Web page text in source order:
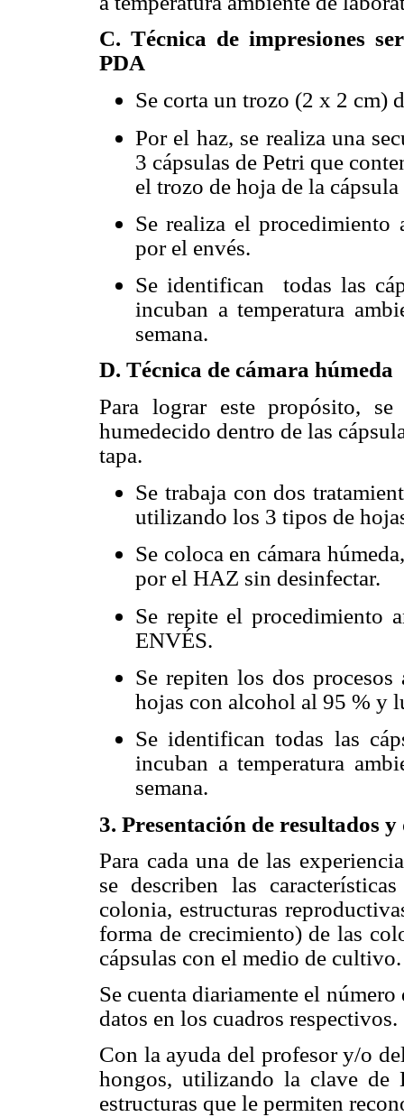
C. Técnica de impresiones
PDA
Se corta un trozo (2 x 2 cm)
Por el haz, se realiza una
3 cápsulas de Petri que
el trozo de hoja de la
Se realiza el
por el envés.
Se identifican
todas las
incuban a temperatura
semana.
D. Técnica de cámara húmeda
Para lograr este propósito,
humedecido dentro de las
tapa.
Se trabaja con dos
utilizando los 3 tipos de
Se coloca en cámara
por el HAZ sin desinfectar.
Se repite el procedimiento
ENVÉS.
Se repiten los dos
hojas con alcohol al 95 % y
Se identifican todas las
incuban a temperatura
semana.
3. Presentación de resultados
Para cada una de las
se describen las
colonia, estructuras
forma de crecimiento) de las
cápsulas con el medio de cultivo.
Se cuenta diariamente el
datos en los cuadros respectivos.
Con la ayuda del profesor y/o
hongos, utilizando la clave de
estructuras que le permiten